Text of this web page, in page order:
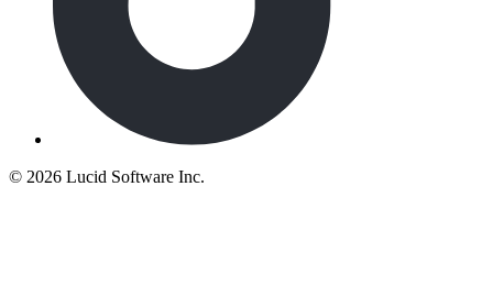
© 2026 Lucid Software Inc.